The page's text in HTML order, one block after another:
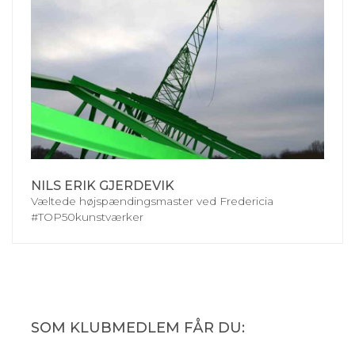
NILS ERIK GJERDEVIK
Væltede højspændingsmaster ved Fredericia
#TOP50kunstværker
SOM KLUBMEDLEM FÅR DU: